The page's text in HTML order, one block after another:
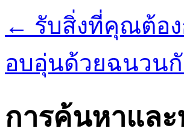
← รับสิ่งที่คุณต้อ
อบอุ่นด้วยฉนวน
การค้นหาแล